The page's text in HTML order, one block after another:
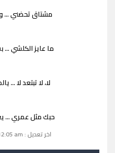
مشتاق تحضني ...
ما عايز الكلشي
لا، لا تبتعد لا ...
حبك مثل عمري ...
اخر تعديل : June 18, 2022 12:05 am